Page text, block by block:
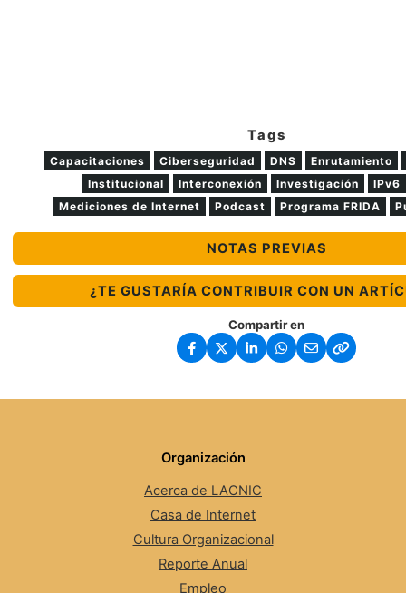
Tags
Capacitaciones Ciberseguridad DNS
Enrutamiento
Institucional
Interconexión Investigación
IPv6
Mediciones de Internet
Podcast Programa FRIDA
NOTAS PREVIAS
¿TE GUSTARÍA CONTRIBUIR CON UN
Compartir en
Organización
Acerca de LACNIC
Casa de Internet
Cultura Organizacional
Reporte Anual
Empleo